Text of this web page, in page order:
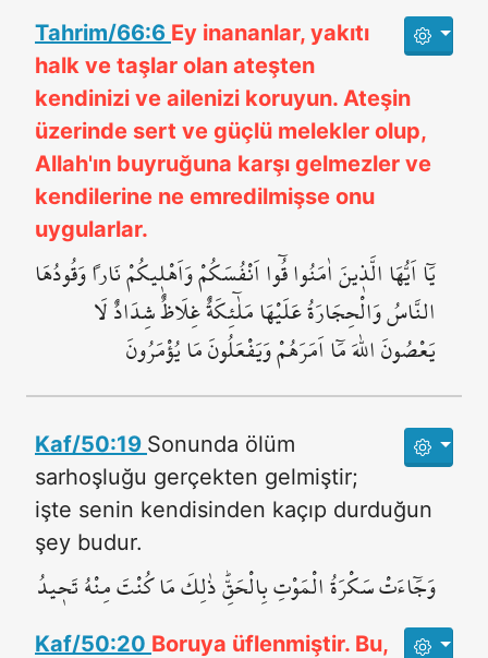
Tahrim/66:6 Ey inananlar, yakıtı
halk ve taşlar olan ateşten
kendinizi ve ailenizi koruyun. Ateşin
üzerinde sert ve güçlü melekler olup,
Allah'ın buyruğuna karşı gelmezler ve
kendilerine ne emredilmişse onu
uygularlar.
يَٓا اَيُّهَا الَّذ۪ينَ اٰمَنُوا قُٓوا اَنْفُسَكُمْ وَاَهْل۪يكُمْ نَاراً وَقُودُهَا
النَّاسُ وَالْحِجَارَةُ عَلَيْهَا مَلٰٓئِكَةٌ غِلَاظٌ شِدَادٌ لَا
يَعْصُونَ اللّٰهَ مَٓا اَمَرَهُمْ وَيَفْعَلُونَ مَا يُؤْمَرُونَ
Kaf/50:19 Sonunda ölüm
sarhoşluğu gerçekten gelmiştir;
işte senin kendisinden kaçıp durduğun
şey budur.
وَجَٓاءَتْ سَكْرَةُ الْمَوْتِ بِالْحَقِّۜ ذٰلِكَ مَا كُنْتَ مِنْهُ تَح۪يدُ
Kaf/50:20 Boruya üflenmiştir. Bu,